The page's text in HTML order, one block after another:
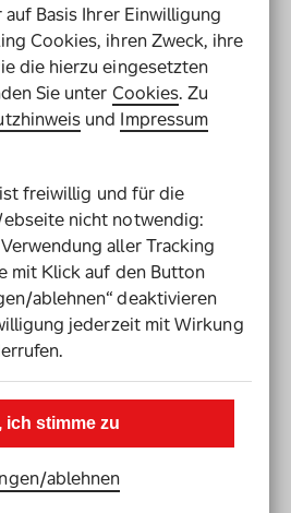
- Kommune
PDF-Version)
Praxishandbuch Inklusion -
Basis Ihrer Einwilligung
Cookies, ihren Zweck, ihre
die hierzu eingesetzten
Sie unter Cookies. Zu
und Impressum
freiwillig und für die
nicht notwendig:
aller Tracking
mit Klick auf den Button
ablehnen“ deaktivieren
jederzeit mit Wirkung
ich stimme zu
­ablehnen